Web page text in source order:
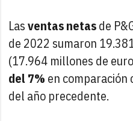
Lasventas netasde
de 2022 sumaron
(17.964 millones de
del 7% en
del año precedente.